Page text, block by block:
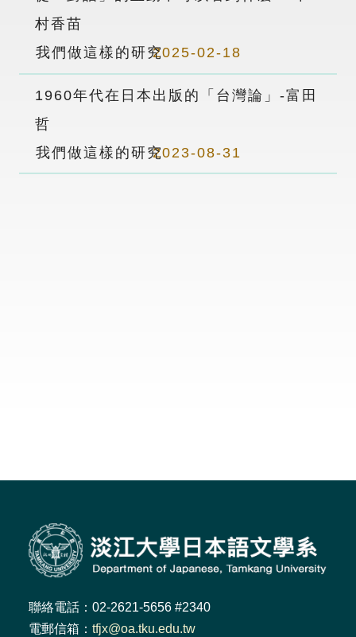
村香苗
2025-02-18
我們做這樣的研究
1960年代在日本出版的「台灣論」-富田
哲
2023-08-31
我們做這樣的研究
聯絡電話：02-2621-5656 #2340
電郵信箱： tfjx@oa.tku.edu.tw